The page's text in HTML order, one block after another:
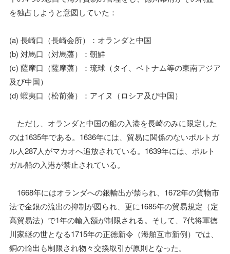
を独占しようと意図していた：
(a) 長崎口（長崎会所）：オランダと中国
(b) 対馬口（対馬藩）：朝鮮
(c) 薩摩口（薩摩藩）：琉球（タイ、ベトナム等の東南アジア
及び中国）
(d) 蝦夷口（松前藩）：アイヌ（ロシア及び中国）
ただし、オランダと中国の船の入港を長崎のみに限定した
のは1635年である。1636年には、貿易に関係のないポルトガ
ル人287人がマカオへ追放されている。1639年には、ポルト
ガル船の入港が禁止されている。
1668年にはオランダへの銀輸出が禁られ、1672年の貨物市
法で金銀の流出の抑制が図られ、更に1685年の貿易規定（定
高貿易法）で1年の輸入額が制限される。そして、7代将軍徳
川家継の世となる1715年の正徳新令（海舶互市新例）では、
銅の輸出も制限され物々交換取引が原則となった。